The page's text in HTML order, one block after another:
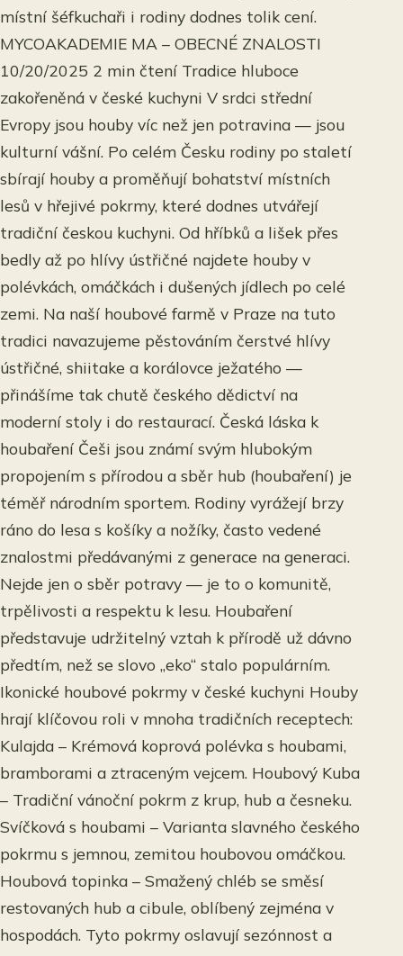
místní šéfkuchaři i rodiny dodnes tolik cení.
MYCOAKADEMIE MA – OBECNÉ ZNALOSTI
10/20/2025 2 min čtení Tradice hluboce
zakořeněná v české kuchyni V srdci střední
Evropy jsou houby víc než jen potravina — jsou
kulturní vášní. Po celém Česku rodiny po staletí
sbírají houby a proměňují bohatství místních
lesů v hřejivé pokrmy, které dodnes utvářejí
tradiční českou kuchyni. Od hříbků a lišek přes
bedly až po hlívy ústřičné najdete houby v
polévkách, omáčkách i dušených jídlech po celé
zemi. Na naší houbové farmě v Praze na tuto
tradici navazujeme pěstováním čerstvé hlívy
ústřičné, shiitake a korálovce ježatého —
přinášíme tak chutě českého dědictví na
moderní stoly i do restaurací. Česká láska k
houbaření Češi jsou známí svým hlubokým
propojením s přírodou a sběr hub (houbaření) je
téměř národním sportem. Rodiny vyrážejí brzy
ráno do lesa s košíky a nožíky, často vedené
znalostmi předávanými z generace na generaci.
Nejde jen o sběr potravy — je to o komunitě,
trpělivosti a respektu k lesu. Houbaření
představuje udržitelný vztah k přírodě už dávno
předtím, než se slovo „eko“ stalo populárním.
Ikonické houbové pokrmy v české kuchyni Houby
hrají klíčovou roli v mnoha tradičních receptech:
Kulajda – Krémová koprová polévka s houbami,
bramborami a ztraceným vejcem. Houbový Kuba
– Tradiční vánoční pokrm z krup, hub a česneku.
Svíčková s houbami – Varianta slavného českého
pokrmu s jemnou, zemitou houbovou omáčkou.
Houbová topinka – Smažený chléb se směsí
restovaných hub a cibule, oblíbený zejména v
hospodách. Tyto pokrmy oslavují sezónnost a